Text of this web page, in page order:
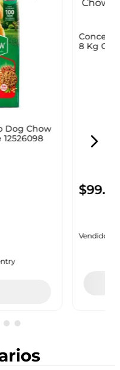
Dog Chow
8 Kg
$
un comentario.